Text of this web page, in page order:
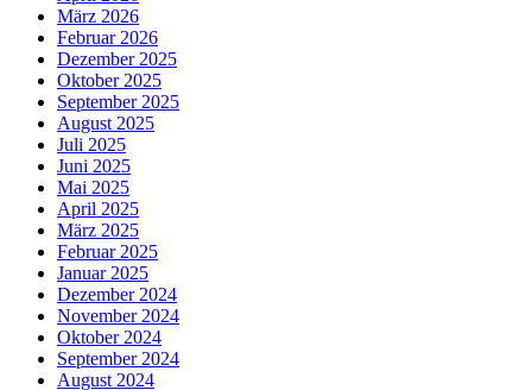
März 2026
Februar 2026
Dezember 2025
Oktober 2025
September 2025
August 2025
Juli 2025
Juni 2025
Mai 2025
April 2025
März 2025
Februar 2025
Januar 2025
Dezember 2024
November 2024
Oktober 2024
September 2024
August 2024